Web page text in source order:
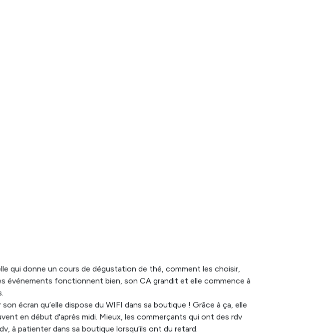
qui donne un cours de dégustation de thé, comment les choisir,
événements fonctionnent bien, son CA grandit et elle commence à
écran qu’elle dispose du WIFI dans sa boutique ! Grâce à ça, elle
en début d'après midi. Mieux, les commerçants qui ont des rdv
à patienter dans sa boutique lorsqu’ils ont du retard.